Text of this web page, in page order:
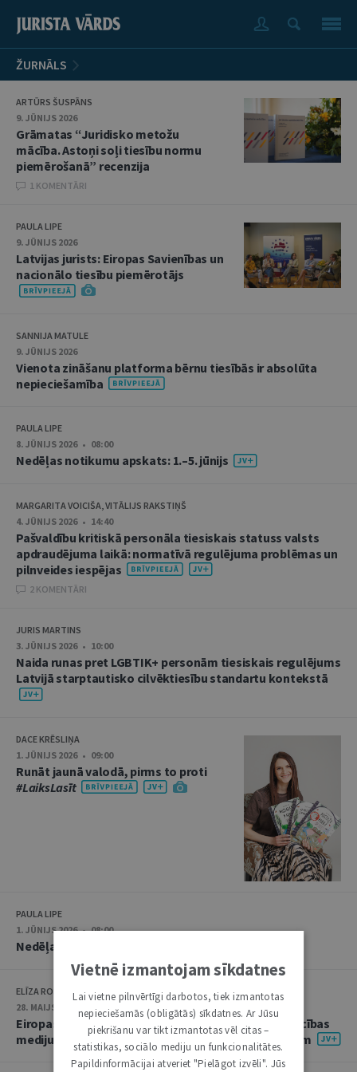
ŽURNĀLS
ARTŪRS ŠUSPĀNS
9. JŪNIJS 2026
Grāmatas “Juridisko metožu
mācība. Astoņi soļi tiesību normu
piemērošanā” recenzija
1 KOMENTĀRI
PAULA LIPE
9. JŪNIJS 2026
Latvijas jurists: Eiropas Savienības un
nacionālo tiesību piemērotājs
SANNIJA MATULE
9. JŪNIJS 2026
Vienota zināšanu platforma bērnu tiesībās ir absolūta
nepieciešamība
PAULA LIPE
8. JŪNIJS 2026 • 08:00
Nedēļas notikumu apskats: 1.–5. jūnijs
MARGARITA VOICIŠA, VITĀLIJS RAKSTIŅŠ
4. JŪNIJS 2026 • 14:40
Pašvaldību kritiskā personāla tiesiskais statuss valsts
apdraudējuma laikā: normatīvā regulējuma problēmas un
pilnveides iespējas
2 KOMENTĀRI
JURIS MARTINS
3. JŪNIJS 2026 • 10:00
Naida runas pret LGBTIK+ personām tiesiskais regulējums
Latvijā starptautisko cilvēktiesību standartu kontekstā
DACE KRĒSLIŅA
1. JŪNIJS 2026 • 09:00
Runāt jaunā valodā, pirms to proti
#LaiksLasīt
PAULA LIPE
1. JŪNIJS 2026 • 08:00
Nedēļas notikumu apskats: 25.–29. maijs
ELĪZA ROSHOFA
28. MAIJS 2026 • 08:00
Eiropas Mediju brīvības akts un tā sniegtās priekšrocības
mediju sadarbībai ar lielajām tiešsaistes platformām
Vietnē izmantojam sīkdatnes
Lai vietne pilnvērtīgi darbotos, tiek izmantotas
nepieciešamās (obligātās) sīkdatnes. Ar Jūsu
piekrišanu var tikt izmantotas vēl citas –
statistikas, sociālo mediju un funkcionalitātes.
Papildinformācijai atveriet "Pielāgot izvēli". Jūs